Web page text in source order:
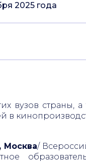
2025 года
вузов страны,
в
Москва/